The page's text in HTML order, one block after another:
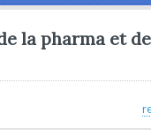
la pharma et